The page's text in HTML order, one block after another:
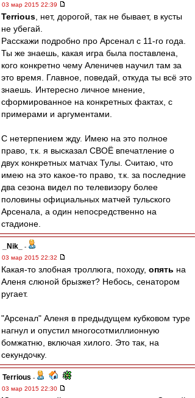
03 мар 2015 22:39
Terrious , нет, дорогой, так не бывает, в кусты
не убегай.
Расскажи подробно про Арсенал с 11-го года.
Ты же знаешь, какая игра была поставлена,
кого конкретно чему Аленичев научил там за
это время. Главное, поведай, откуда ты всё это
знаешь. Интересно личное мнение,
сформированное на конкретных фактах, с
примерами и аргументами.
С нетерпением жду. Имею на это полное
право, т.к. я высказал СВОЁ впечатление о
двух конкретных матчах Тулы. Считаю, что
имею на это какое-то право, т.к. за последние
два сезона видел по телевизору более
половины официальных матчей тульского
Арсенала, а один непосредственно на
стадионе.
_Nik_
-
03 мар 2015 22:32
Какая-то злобная троллюга, походу, опять на
Аленя слюной брызжет? Небось, сенатором
ругает.
"Арсенал" Аленя в предыдущем кубковом туре
нагнул и опустил многосотмиллионную
бомжатню, включая хилого. Это так, на
секундочку.
Terrious -
03 мар 2015 22:30